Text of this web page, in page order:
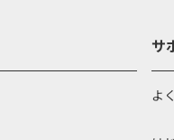
サ
よ